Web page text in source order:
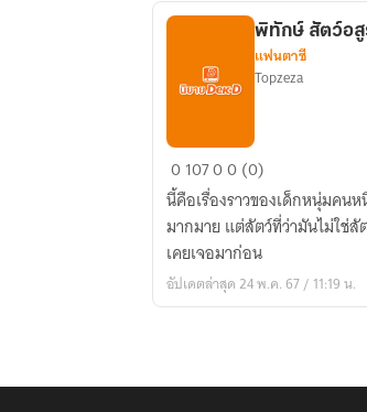
พิทักษ์
สัตว์
อสูร
พิทักษ์ สัตว์อสู
แฟนตาซี
Topzeza
010700 (0)
นี้คือเรื่องราวของเด็กหนุ่มคน
มากมาย แต่สัตว์ที่ว่ามันไม่ใช่สัตว์ธรรมดา แต่มันคือสัตว์อสูร กับโลกใบใหม่ที่เขาไม่
เคยเจอมาก่อน
อัปเดตล่าสุด 24 พ.ค. 67 / 11:19 น.